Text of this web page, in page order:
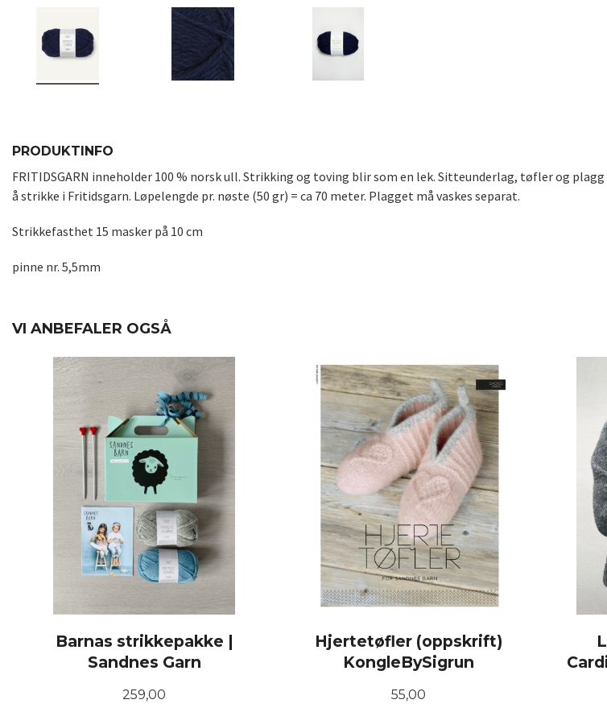
PRODUKTINFO
FRITIDSGARN inneholder 100 % norsk ull. Strikking og toving blir som en lek. Sitteunderlag, tøfler og
å strikke i Fritidsgarn. Løpelengde pr. nøste (50 gr) = ca 70 meter. Plagget må vaskes separat.
Strikkefasthet 15 masker på 10 cm
pinne nr. 5,5mm
VI ANBEFALER OGSÅ
Barnas strikkepakke |
Sandnes Garn
Pris
259,00
Hjertetøfler (oppskrift)
KongleBySigrun
Pris
55,00